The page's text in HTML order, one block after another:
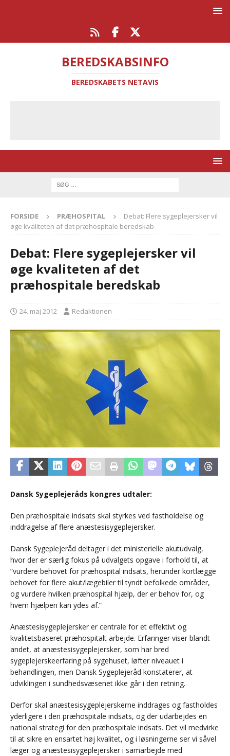
BEREDSKABSINFO
BEREDSKABETS NETAVIS
FORSIDE PRÆHOSPITAL
Debat: Flere sygeplejersker vil
øge kvaliteten af det præhospitale beredskab
Debat: Flere sygeplejersker vil
øge kvaliteten af det
præhospitale beredskab
24. maj 2012 Redaktionen
Dansk Sygeplejeråds kongres udtaler:
Den præhospitale indsats skal styrkes ved fastholdelse og
inddragelse af flere anæstesisygeplejersker.
Dansk Sygeplejeråd deltager i det ministerielle akutudvalg,
hvor der er særlig fokus på udvalgets opgave i forhold til, at
”vurdere behovet for præhospital indsats, herunder kortlægge
behovet for flere akut/lægebiler til tyndt befolkede områder,
og vurdere hvilken præhospital hjælp, der er behov for, og
hvem hjælpen kan ydes af.”
Anæstesisygeplejersker er centrale for et effektivt og
kvalitetsbaseret præhospitalt arbejde. Erfaringer viser blandt
andet, at anæstesisygeplejersker, som har bred
sygeplejerskeerfaring på sygehuset, løfter niveauet i
behandlingen, men Dansk Sygeplejeråd konstaterer, at
udviklingen i sundhedsvæsenet ikke går i den retning.
Derfor skal anæstesisygeplejerskerne inddrages og fastholdes
yderligere i den præhospitale indsats, og der udarbejdes en
national strategi for den præhospitale indsats. Det vil medvirke
til at sikre en ensartet høj kvalitet, og i løsningerne ser vi såvel
læger og anæstesisygeplejersker i samarbejde med